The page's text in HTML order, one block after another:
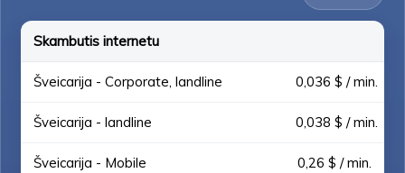
Skambutis internetu
Šveicarija - Corporate, landline 0,036 $ / min.
Šveicarija - landline 0,038 $ / min.
Šveicarija - Mobile 0,26 $ / min.